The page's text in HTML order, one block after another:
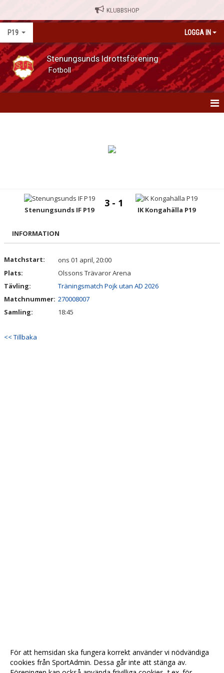
KLUBBSHOP
P19 LOGGA IN
Stenungsunds Idrottsförening
Fotboll
SERIETABELLER
TRUPPEN
DOKUMENT
Stenungsunds IF P19
3 - 1
IK Kongahälla P19
INFORMATION
Matchstart:
ons 01 april, 20:00
Plats:
Olssons Trävaror Arena
Tävling:
Träningsmatch Pojk utan AD 2026
Matchnummer: 270008007
Samling:
18:45
<< Tillbaka
För att hemsidan ska fungera korrekt använder vi nödvändiga
cookies från SportAdmin. Dessa går inte att stänga av.